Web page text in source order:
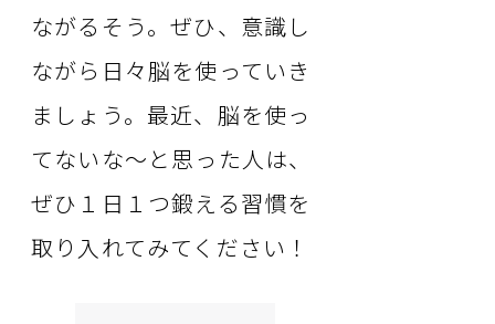
ながるそう。ぜひ、意識し
ながら日々脳を使っていき
ましょう。最近、脳を使っ
てないな～と思った人は、
ぜひ１日１つ鍛える習慣を
取り入れてみてください！